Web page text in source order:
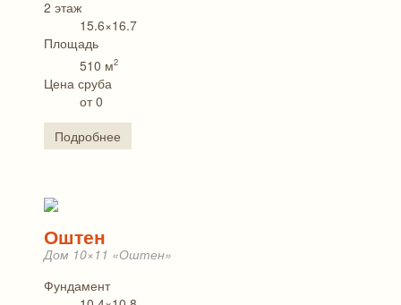
2 этаж
15.6×16.7
Площадь
510 м2
Цена сруба
от 0
Подробнее
Оштен
Дом 10×11 «Оштен»
Фундамент